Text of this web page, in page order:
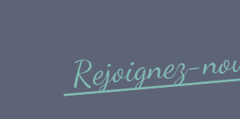
Rejoignez-no